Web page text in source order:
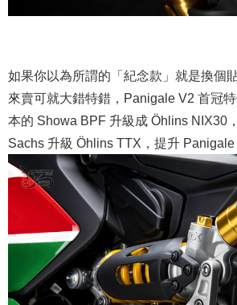
如果你以為所謂的「紀念款」就是換個
來賣可就大錯特錯，Panigale V2 首冠
本的 Showa BPF 升級成 Öhlins NIX30
Sachs 升級 Öhlins TTX，提升 Panigale